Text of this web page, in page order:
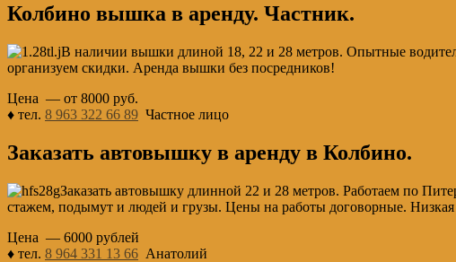
Колбино вышка в аренду. Частник.
В наличии вышки длиной 18, 22 и 28 метров. Опытные
организуем скидки. Аренда вышки без посредников!
Цена — от 8000 руб.
♦ тел. 8 963 322 66 89 Частное лицо
Заказать автовышку в аренду в Колбино.
Заказать автовышку длинной 22 и 28 метров. Работаем по
стажем, подымут и людей и грузы. Цены на работы договорные. Низкая
Цена — 6000 рублей
♦ тел. 8 964 331 13 66 Анатолий